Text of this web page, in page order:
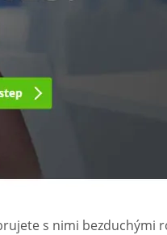
s nimi bezduchými